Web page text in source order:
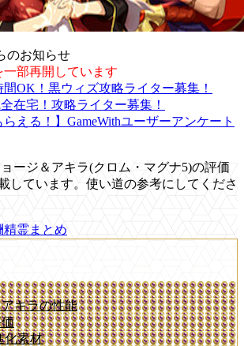
のお知らせ
部再開しています
間OK！黒ウィズ攻略ライター募集！
在宅！攻略ライター募集！
らえる！】GameWithユーザーアンケート
ージ＆アキラ(クロム・マグナ5)の評価
しています。使い道の参考にしてくださ
精霊まとめ
キラの性能
化素材